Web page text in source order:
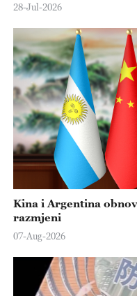
28-Jul-2026
Kina i Argentina
razmjeni
07-Aug-2026